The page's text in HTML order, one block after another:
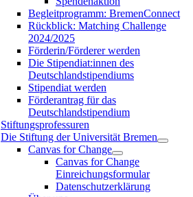
Begleitprogramm: BremenConnect
Rückblick: Matching Challenge
2024/2025
Förderin/Förderer werden
Die Stipendiat:innen des
Deutschlandstipendiums
Stipendiat werden
Förderantrag für das
Deutschlandstipendium
Stiftungsprofessuren
Die Stiftung der Universität Bremen
Canvas for Change
Canvas for Change
Einreichungsformular
Datenschutzerklärung